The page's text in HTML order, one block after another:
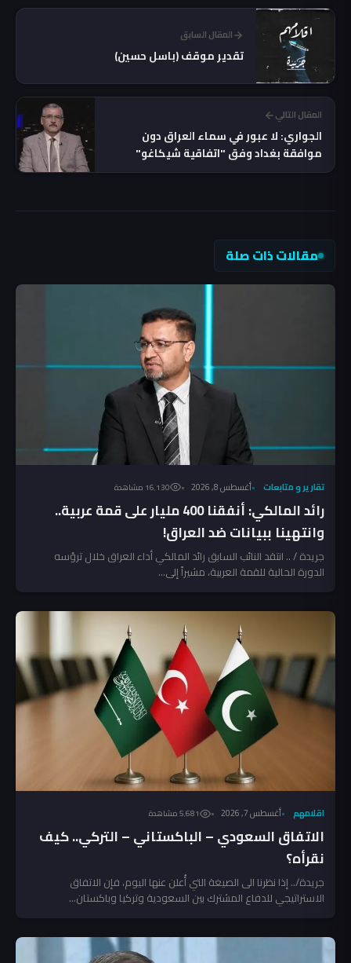
المقال السابق
تقدير موقف (باسل حسين)
المقال التالي
الجواري: لا عبور في سماء العراق دون
موافقة بغداد وفق "اتفاقية شيكاغو"
مقالات ذات صلة
تقارير و متابعات أغسطس 8, 2026 16٬130 مشاهدة
رائد المالكي: أنفقنا 400 مليار على قمة عربية..
وانتهينا ببيانات ضد العراق!
جريدة / .. انتقد النائب السابق رائد المالكي أداء العراق خلال ترؤسه
الدورة الحالية للقمة العربية، مشيراً إلى...
اقلامهم أغسطس 7, 2026 5٬681 مشاهدة
الاتفاق السعودي – الباكستاني – التركي.. كيف
نقرأه؟
جريدة/.. إذا نظرنا الى الصيغة التي أُعلن عنها اليوم، فإن الاتفاق
الاستراتيجي للدفاع المشترك بين السعودية وتركيا وباكستان...